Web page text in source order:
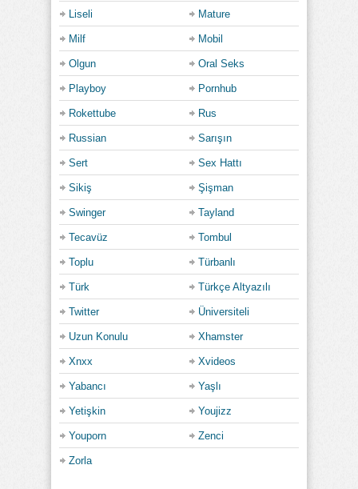
Liseli Mature
Milf Mobil
Olgun Oral Seks
Playboy Pornhub
Rokettube Rus
Russian Sarışın
Sert Sex Hattı
Sikiş Şişman
Swinger Tayland
Tecavüz Tombul
Toplu Türbanlı
Türk Türkçe Altyazılı
Twitter Üniversiteli
Uzun Konulu Xhamster
Xnxx Xvideos
Yabancı Yaşlı
Yetişkin Youjizz
Youporn Zenci
Zorla